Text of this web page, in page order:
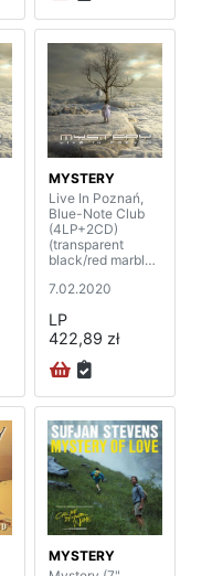
MYSTERY
Live In Poznań,
Blue-Note Club
(4LP+2CD)
(transparent
black/red marble
7.02.2020
LP
422,89 zł
MYSTERY